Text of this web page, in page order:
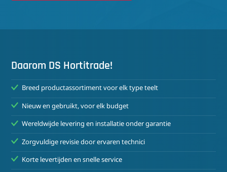
Daarom DS Hortitrade!
Breed productassortiment voor elk type teelt
Nieuw en gebruikt, voor elk budget
Wereldwijde levering en installatie onder garantie
Zorgvuldige revisie door ervaren technici
Korte levertijden en snelle service